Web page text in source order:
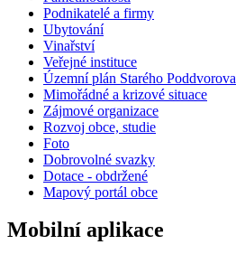
Podnikatelé a firmy
Ubytování
Vinařství
Veřejné instituce
Územní plán Starého Poddvorova
Mimořádné a krizové situace
Zájmové organizace
Rozvoj obce, studie
Foto
Dobrovolné svazky
Dotace - obdržené
Mapový portál obce
Mobilní aplikace